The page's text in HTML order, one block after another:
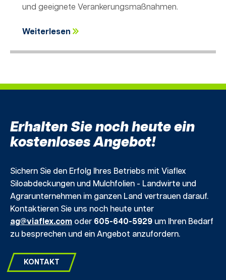
und geeignete Verankerungsmaßnahmen.
Weiterlesen
Erhalten Sie noch heute ein
kostenloses Angebot!
Sichern Sie den Erfolg Ihres Betriebs mit Viaflex
Siloabdeckungen und Mulchfolien - Landwirte und
Agrarunternehmen im ganzen Land vertrauen darauf.
Kontaktieren Sie uns noch heute unter
ag@viaflex.com oder 605-640-5929 um Ihren Bedarf
zu besprechen und ein Angebot anzufordern.
KONTAKT